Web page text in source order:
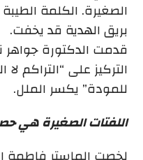
الصغيرة. الكلمة
بريق الهدية قد يخفت.
قدمت الدكتورة جواهر
التركيز على “التراكم
للمودة” يكسر الملل.
اللفتات الصغيرة هي